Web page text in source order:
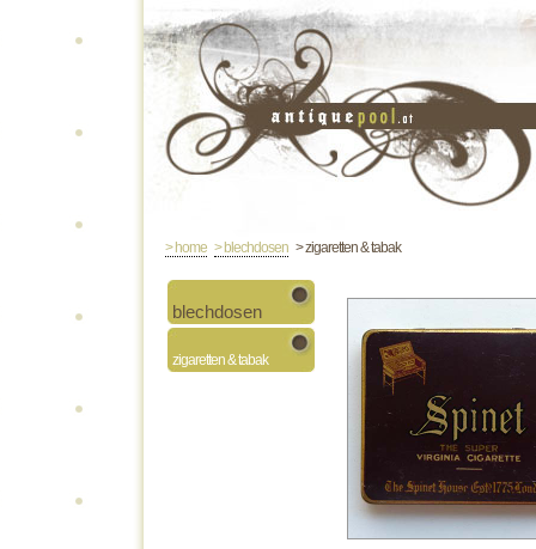
> home > blechdosen > zigaretten & tabak
blechdosen
zigaretten & tabak